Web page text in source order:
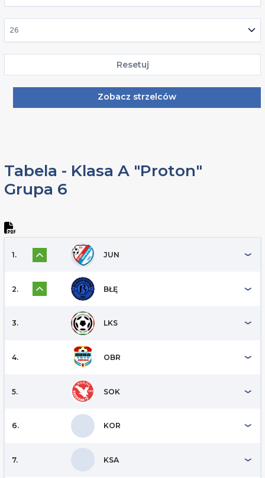
26
Resetuj
Zobacz strzelców
Tabela - Klasa A "Proton"
Grupa 6
1. JUN
2. BŁĘ
3. LKS
4. OBR
5. SOK
6. KOR
7. KSA